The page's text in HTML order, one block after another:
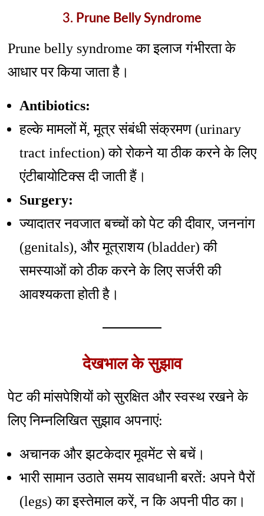
3. Prune Belly Syndrome
Prune belly syndrome का इलाज गंभीरता के
आधार पर किया जाता है।
Antibiotics:
हल्के मामलों में, मूत्र संबंधी संक्रमण (urinary
tract infection) को रोकने या ठीक करने के लिए
एंटीबायोटिक्स दी जाती हैं।
Surgery:
ज्यादातर नवजात बच्चों को पेट की दीवार, जननांग
(genitals), और मूत्राशय (bladder) की
समस्याओं को ठीक करने के लिए सर्जरी की
आवश्यकता होती है।
देखभाल के सुझाव
पेट की मांसपेशियों को सुरक्षित और स्वस्थ रखने के
लिए निम्नलिखित सुझाव अपनाएं:
अचानक और झटकेदार मूवमेंट से बचें।
भारी सामान उठाते समय सावधानी बरतें: अपने पैरों
(legs) का इस्तेमाल करें, न कि अपनी पीठ का।